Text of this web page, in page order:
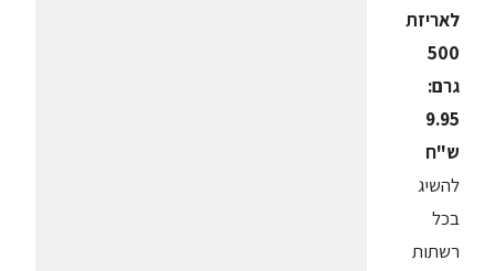
לאריזת
500
גרם:
9.95
ש"ח
להשיג
בכל
רשתות